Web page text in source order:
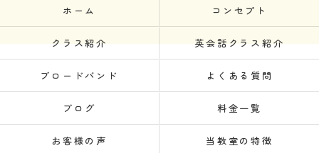
ホーム コンセプト
クラス紹介 英会話クラス紹介
ブロードバンド よくある質問
ブログ 料金一覧
お客様の声 当教室の特徴